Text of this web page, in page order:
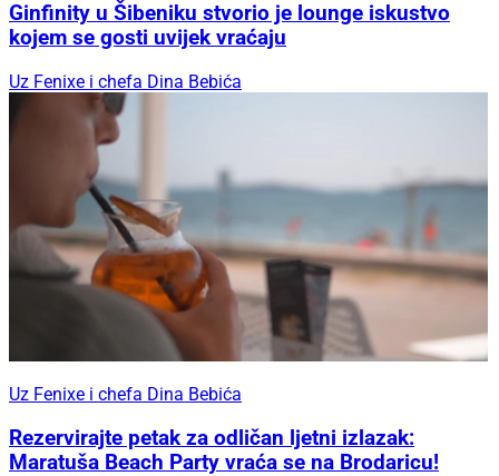
Ginfinity u Šibeniku stvorio je lounge iskustvo
kojem se gosti uvijek vraćaju
Uz Fenixe i chefa Dina Bebića
Uz Fenixe i chefa Dina Bebića
Rezervirajte petak za odličan ljetni izlazak:
Maratuša Beach Party vraća se na Brodaricu!